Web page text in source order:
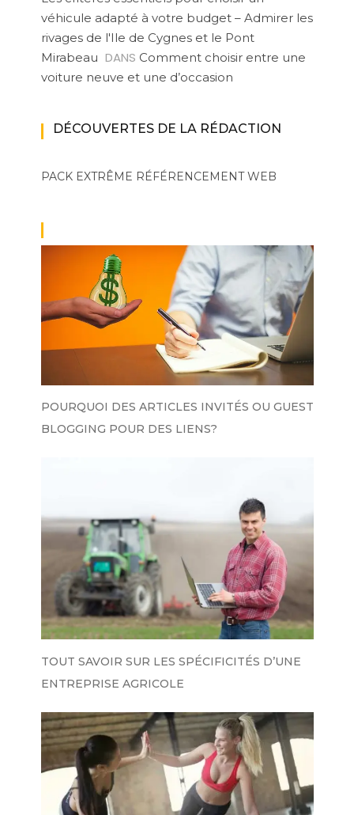
véhicule adapté à votre budget – Admirer les
rivages de l'Ile de Cygnes et le Pont
Mirabeau DANS Comment choisir entre une
voiture neuve et une d’occasion
DÉCOUVERTES DE LA RÉDACTION
PACK EXTRÊME RÉFÉRENCEMENT WEB
POURQUOI DES ARTICLES INVITÉS OU GUEST
BLOGGING POUR DES LIENS?
TOUT SAVOIR SUR LES SPÉCIFICITÉS D’UNE
ENTREPRISE AGRICOLE